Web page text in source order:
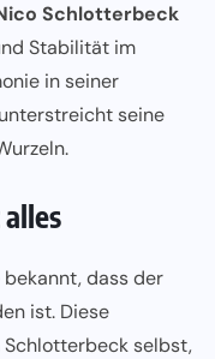
Schlotterbeck
Stabilität im
in seiner
seine
dass der
ist. Diese
selbst,